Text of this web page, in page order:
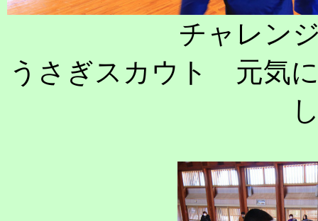
チャレン
うさぎスカウト 元気